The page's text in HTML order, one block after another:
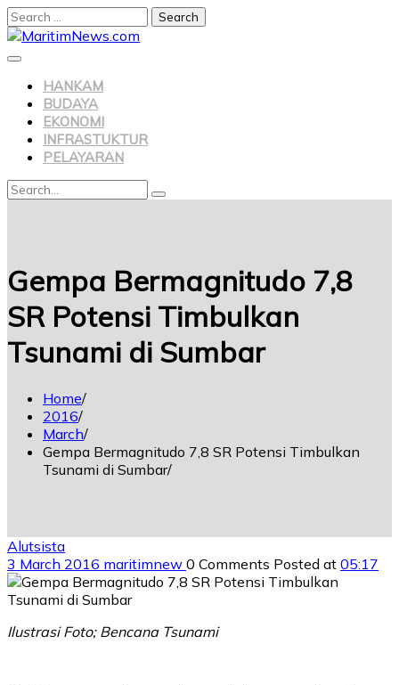
Search
for:
Skip
to
HANKAM
BUDAYA
EKONOMI
INFRASTUKTUR
PELAYARAN
Search
Search
Gempa Bermagnitudo 7,8
SR Potensi Timbulkan
Tsunami di Sumbar
Home
2016
March
Gempa Bermagnitudo 7,8 SR Potensi Timbulkan
Tsunami di Sumbar
Alutsista
3 March 2016 maritimnew 0 Comments Posted at 05:17
Ilustrasi Foto; Bencana Tsunami